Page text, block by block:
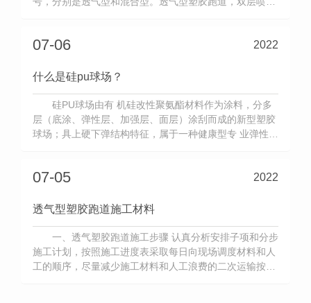
07-06 2022
什么是硅pu球场？
硅PU球场由有 机硅改性聚氨酯材料作为涂料，分多
层（底涂、弹性层、加强层、面层）涂刮而成的新型塑胶
球场；具上硬下弹结构特征，属于一种健康型专 业弹性合
脚踝、关节、韧带的伤害。2.均匀反 弹 硅PU创新性的
07-05 2022
透气型塑胶跑道施工材料
一、透气塑胶跑道施工步骤 认真分析安排子项和分步
施工计划，按照施工进度表采取每日向现场调度材料和人
工的顺序，尽量减少施工材料和人工浪费的二次运输按照